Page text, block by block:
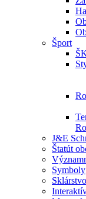
Šport
J&E
Štatút
Symboly
Sklárstvo